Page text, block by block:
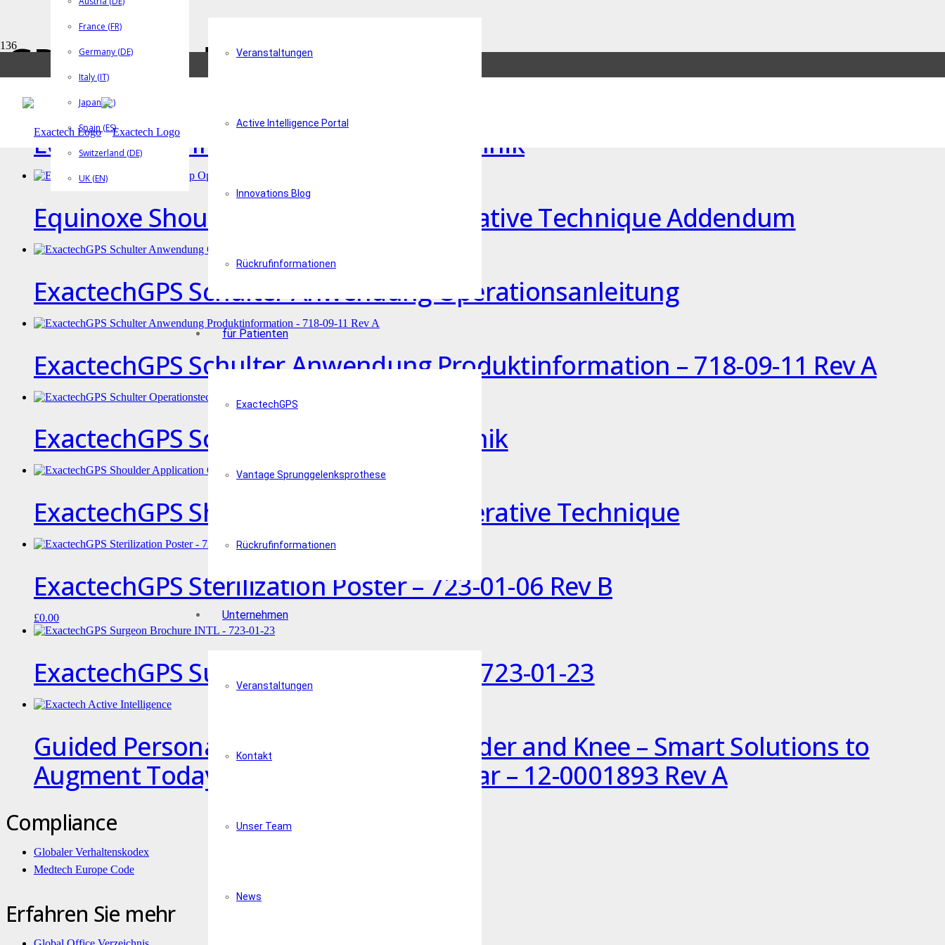
France (FR)
Germany (DE)
Italy (IT)
Japan (JP)
Spain (ES)
Switzerland (DE)
UK (EN)
Veranstaltungen
Active Intelligence Portal
Innovations Blog
Rückrufinformationen
für Patienten
ExactechGPS
Vantage Sprunggelenksprothese
Rückrufinformationen
Unternehmen
Veranstaltungen
Kontakt
Unser Team
News
GPS Shoulder Application
Equinoxe Planning App Operationstechnik
Equinoxe Shoulder Planning App Operative Technique Addendum
ExactechGPS Schulter Anwendung Operationsanleitung
ExactechGPS Schulter Anwendung Produktinformation – 718-09-11 Rev A
ExactechGPS Schulter Operationstechnik
ExactechGPS Shoulder Application Operative Technique
ExactechGPS Sterilization Poster – 723-01-06 Rev B
£0.00
ExactechGPS Surgeon Brochure INTL – 723-01-23
Guided Personalized Surgery for Shoulder and Knee – Smart Solutions to
Augment Today’s Joint Surgeon Webinar – 12-0001893 Rev A
Compliance
Globaler Verhaltenskodex
Medtech Europe Code
Erfahren Sie mehr